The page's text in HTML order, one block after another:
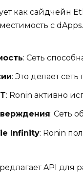
как сайдчейн
с
: Сеть
: Это делает
: Ronin активно
: Сеть
Infinity: Ronin
API для